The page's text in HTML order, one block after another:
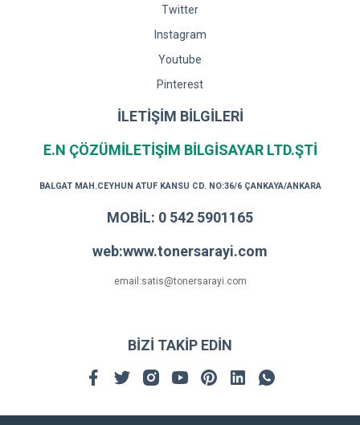
Twitter
Instagram
Youtube
Pinterest
İLETİŞİM BİLGİLERİ
E.N ÇÖZÜMİLETİŞİM BİLGİSAYAR LTD.ŞTİ
BALGAT MAH.CEYHUN ATUF KANSU CD. NO:36/6 ÇANKAYA/ANKARA
MOBİL: 0 542 5901165
web:www.tonersarayi.com
email:satis@tonersarayi.com
BİZİ TAKİP EDİN